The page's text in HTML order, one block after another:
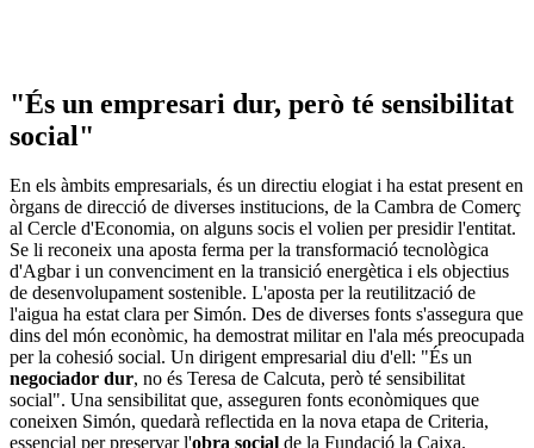
"És un empresari dur, però té sensibilitat
social"
En els àmbits empresarials, és un directiu elogiat i ha estat present en
òrgans de direcció de diverses institucions, de la Cambra de Comerç
al Cercle d'Economia, on alguns socis el volien per presidir l'entitat.
Se li reconeix una aposta ferma per la transformació tecnològica
d'Agbar i un convenciment en la transició energètica i els objectius
de desenvolupament sostenible. L'aposta per la reutilització de
l'aigua ha estat clara per Simón. Des de diverses fonts s'assegura que
dins del món econòmic, ha demostrat militar en l'ala més preocupada
per la cohesió social. Un dirigent empresarial diu d'ell: "És un
negociador dur, no és Teresa de Calcuta, però té sensibilitat
social". Una sensibilitat que, asseguren fonts econòmiques que
coneixen Simón, quedarà reflectida en la nova etapa de Criteria,
essencial per preservar l'obra social de la Fundació la Caixa.